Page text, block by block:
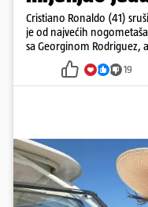
Cristiano Ronaldo (41)
je od najvećih
sa Georginom Rodriguez,
19